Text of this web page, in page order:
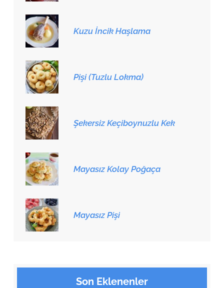
Kuzu İncik Haşlama
Pişi (Tuzlu Lokma)
Şekersiz Keçiboynuzlu Kek
Mayasız Kolay Poğaça
Mayasız Pişi
Son Eklenenler